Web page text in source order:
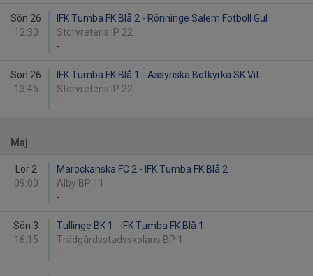
Sön 26
12:30
IFK Tumba FK Blå 2 - Rönninge Salem Fotboll Gul
Storvretens IP 22
-
Sön 26
13:45
IFK Tumba FK Blå 1 - Assyriska Botkyrka SK Vit
Storvretens IP 22
-
Maj
Lör 2
09:00
Marockanska FC 2 - IFK Tumba FK Blå 2
Alby BP 11
-
Sön 3
16:15
Tullinge BK 1 - IFK Tumba FK Blå 1
Trädgårdsstadsskolans BP 1
-